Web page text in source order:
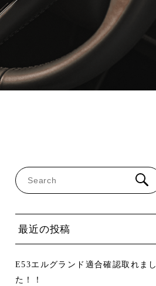
最近の投稿
E53エルグランド適合確認取れまし
た！！